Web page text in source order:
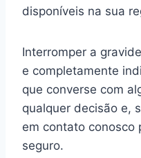
disponíveis na sua
Interromper a
e completamente
que converse com
qualquer decisão e,
em contato conosco
seguro.